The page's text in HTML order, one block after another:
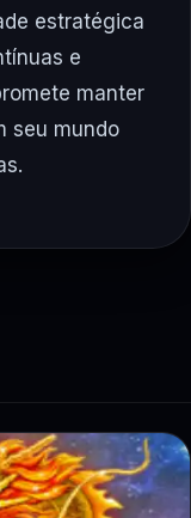
estratégica
e
manter
seu mundo